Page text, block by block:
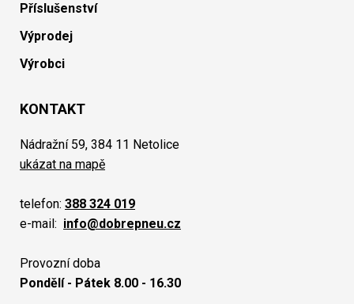
Příslušenství
Výprodej
Výrobci
KONTAKT
Nádražní 59, 384 11 Netolice
ukázat na mapě
telefon: 388 324 019
e-mail: info@dobrepneu.cz
Provozní doba
Pondělí - Pátek 8.00 - 16.30